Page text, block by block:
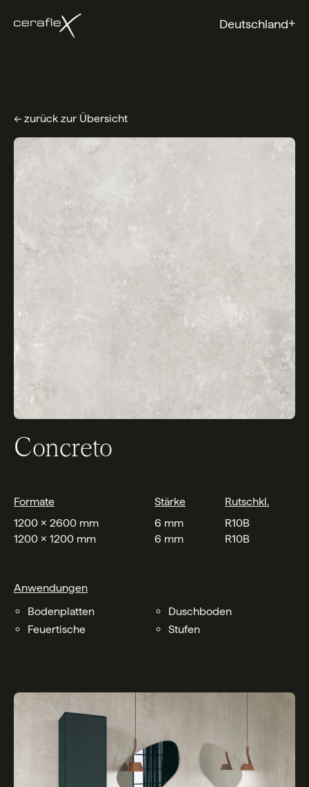
Deutschland+
← zurück zur Übersicht
Concreto
Formate Stärke
Rutschkl.
1200 x 2600 mm
6 mm
R10B
1200 x 1200 mm
6 mm R10B
Anwendungen
Bodenplatten
Duschboden
Feuertische
Stufen